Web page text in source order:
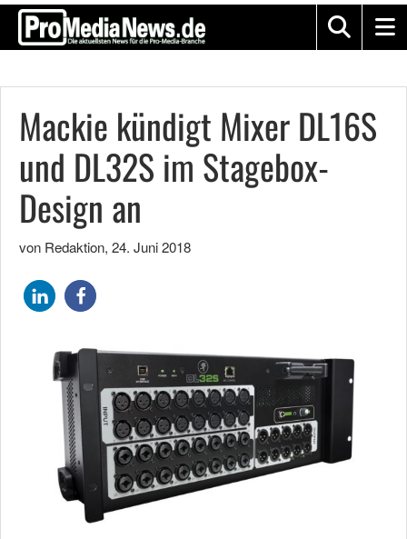
Mackie kündigt Mixer DL16S
und DL32S im Stagebox-
Design an
von Redaktion, 24. Juni 2018